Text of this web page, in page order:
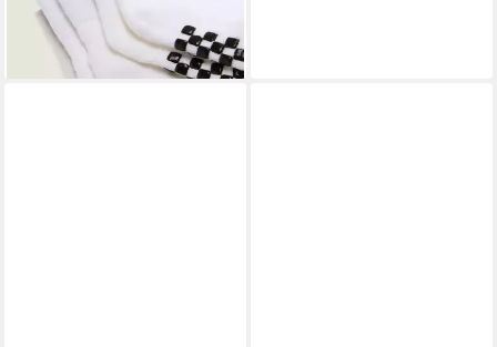
Baumwollmischung, elastisch
(4,00 €/ 1 Paar)